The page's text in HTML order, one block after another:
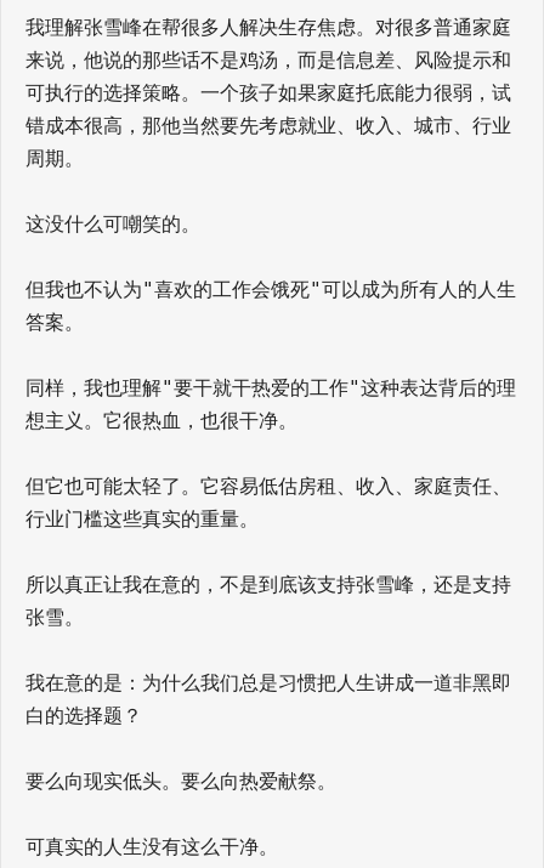
我理解张雪峰在帮很多人解决生存焦虑。对很多普通家庭
来说，他说的那些话不是鸡汤，而是信息差、风险提示和
可执行的选择策略。一个孩子如果家庭托底能力很弱，试
错成本很高，那他当然要先考虑就业、收入、城市、行业
周期。
这没什么可嘲笑的。
但我也不认为"喜欢的工作会饿死"可以成为所有人的人生
答案。
同样，我也理解"要干就干热爱的工作"这种表达背后的理
想主义。它很热血，也很干净。
但它也可能太轻了。它容易低估房租、收入、家庭责任、
行业门槛这些真实的重量。
所以真正让我在意的，不是到底该支持张雪峰，还是支持
张雪。
我在意的是：为什么我们总是习惯把人生讲成一道非黑即
白的选择题？
要么向现实低头。要么向热爱献祭。
可真实的人生没有这么干净。